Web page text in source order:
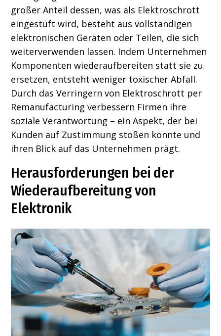
großer Anteil dessen, was als Elektroschrott
eingestuft wird, besteht aus vollständigen
elektronischen Geräten oder Teilen, die sich
weiterverwenden lassen. Indem Unternehmen
Komponenten wiederaufbereiten statt sie zu
ersetzen, entsteht weniger toxischer Abfall.
Durch das Verringern von Elektroschrott per
Remanufacturing verbessern Firmen ihre
soziale Verantwortung – ein Aspekt, der bei
Kunden auf Zustimmung stoßen könnte und
ihren Blick auf das Unternehmen prägt.
Herausforderungen bei der
Wiederaufbereitung von
Elektronik